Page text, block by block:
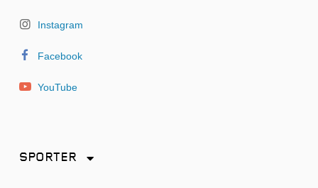
Instagram
Facebook
YouTube
SPORTER